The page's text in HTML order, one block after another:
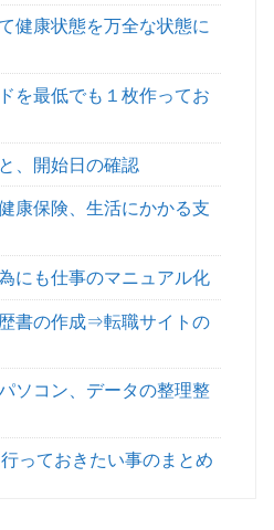
健康状態を万全な状態に
を最低でも１枚作ってお
、開始日の確認
康保険、生活にかかる支
にも仕事のマニュアル化
書の作成⇒転職サイトの
ソコン、データの整理整
っておきたい事のまとめ